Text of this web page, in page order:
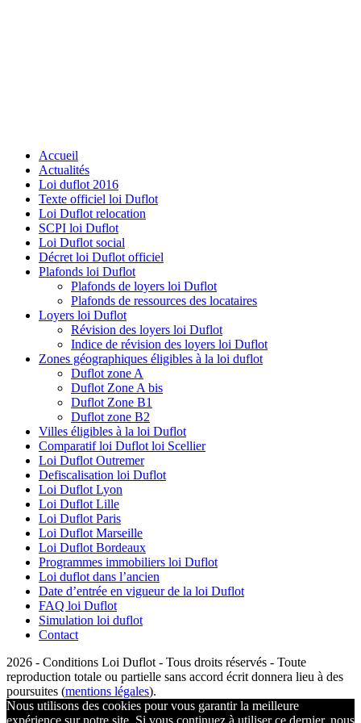
Accueil
Actualités
Loi duflot 2016
Texte officiel loi Duflot
Loi Duflot relocation
SCPI loi Duflot
Loi Duflot social
Décret loi Duflot officiel
Plafonds loi Duflot
Plafonds de loyers loi Duflot
Plafonds de ressources des locataires
Loyers loi Duflot
Révision des loyers loi Duflot
Indice de révision des loyers loi Duflot
Zones géographiques éligibles à la loi duflot
Duflot zone A
Duflot Zone A bis
Duflot Zone B1
Duflot zone B2
Villes éligibles à la loi Duflot
Comparatif loi Duflot loi Scellier
Loi Duflot Outremer
Defiscalisation loi Duflot
Loi Duflot Lyon
Loi Duflot Lille
Loi Duflot Paris
Loi Duflot Marseille
Loi Duflot Bordeaux
Programmes immobiliers loi Duflot
Loi duflot dans l’ancien
Date d’entrée en vigueur de la loi Duflot
FAQ loi Duflot
Simulation loi duflot
Contact
2026 - Conditions Loi Duflot - Tous droits réservés - Toute
reproduction totale ou partielle sans accord écrit donnera lieu à des
poursuites (mentions légales).
Nous utilisons des cookies pour vous garantir la meilleure
expérience sur notre site. Si vous continuez à utiliser ce dernier, nous